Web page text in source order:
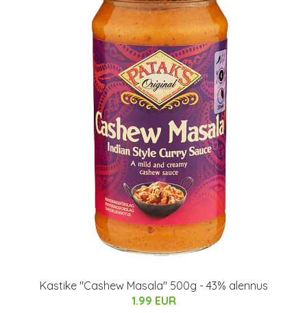
Kastike "Cashew Masala" 500g - 43% alennus
1.99 EUR